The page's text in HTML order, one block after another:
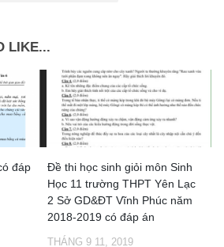
LIKE...
đáp
Đề thi học sinh giỏi môn Sinh
Học 11 trường THPT Yên Lạc
2 Sở GD&ĐT Vĩnh Phúc năm
2018-2019 có đáp án
THÁNG 9 11, 2019